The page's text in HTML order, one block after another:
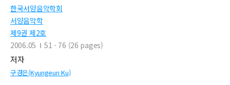
한국서양음악학회
서양음악학
제9권 제2호
2006.05
51 - 76 (26 pages)
저자
구경은(Kyungeun Ku)